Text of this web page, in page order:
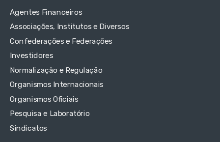
Agentes Financeiros
Associações, Institutos e Diversos
Confederações e Federações
Investidores
Normalização e Regulação
Organismos Internacionais
Organismos Oficiais
Pesquisa e Laboratório
Sindicatos